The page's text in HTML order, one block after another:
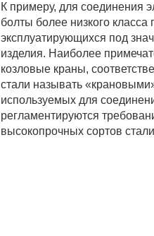
К примеру, для соединения
болты более низкого класса
эксплуатирующихся под
изделия. Наиболее
козловые краны,
стали называть
используемых для
регламентируются
высокопрочных сортов